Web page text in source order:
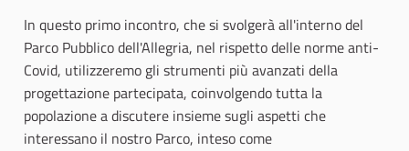
In questo primo incontro, che si svolgerà all'interno del
Parco Pubblico dell'Allegria, nel rispetto delle norme anti-
Covid, utilizzeremo gli strumenti più avanzati della
progettazione partecipata, coinvolgendo tutta la
popolazione a discutere insieme sugli aspetti che
interessano il nostro Parco, inteso come